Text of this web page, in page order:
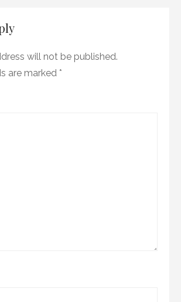
will not be published.
are marked *